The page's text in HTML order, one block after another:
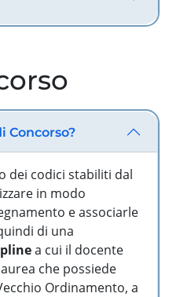
Concorso?
dei codici stabiliti dal
in modo
e associarle
di una
a cui il docente
che possiede
Ordinamento, a